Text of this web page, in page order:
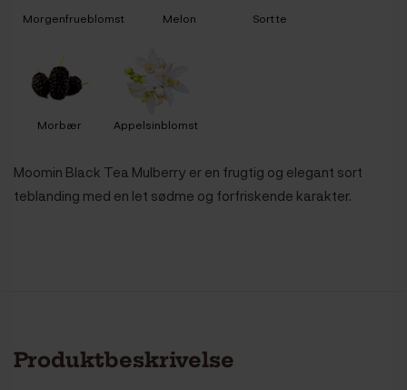
Morgenfrueblomst Melon Sort te
Morbær Appelsinblomst
Moomin Black Tea Mulberry er en frugtig og elegant sort
teblanding med en let sødme og forfriskende karakter.
Produktbeskrivelse